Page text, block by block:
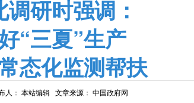
研时强调：
“三夏”生产
态化监测帮扶
人： 本站编辑文章来源： 中国政府网